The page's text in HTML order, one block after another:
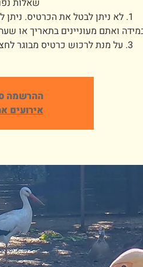
3. על מנת לרכוש כרטיס מבוגר לחצו 'צפייה באפשרויות נוספות'.
ההרשמה
אירועים